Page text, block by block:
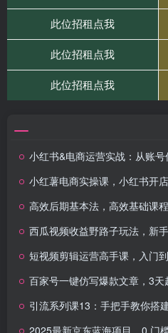
小红书&电商运营实战：从账号优化到
小红薯电商实操课，小红书开
高效后期基本法，高效基础课程+
西瓜视频收益野路子玩法，新手小白简
短视频剪辑运营高手课，入门
百家号一键仿写爆款文章，3
引流系列课13：手把手教你搭
2025最新京东蓝海项目，0 门